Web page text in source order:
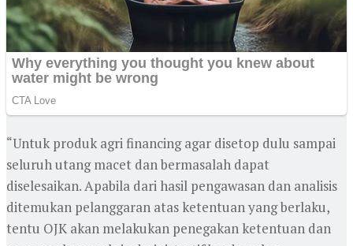
“Untuk produk agri financing agar disetop dulu sampai
seluruh utang macet dan bermasalah dapat
diselesaikan. Apabila dari hasil pengawasan dan analisis
ditemukan pelanggaran atas ketentuan yang berlaku,
tentu OJK akan melakukan penegakan ketentuan dan